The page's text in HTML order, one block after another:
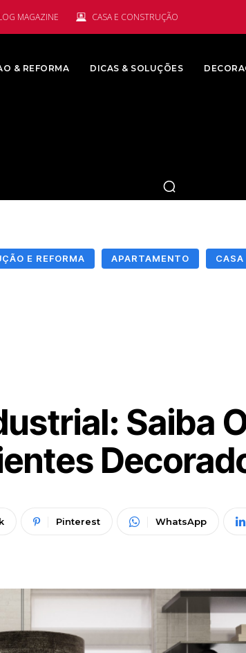
MAGAZINE CASA E CONSTRUÇÃO
& REFORMA DICAS & SOLUÇÕES
E REFORMA APARTAMENTO CASA
Saiba
Pinterest WhatsApp